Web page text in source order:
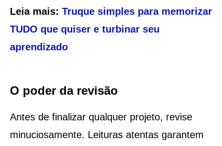
Leia mais: Truque simples para memorizar
TUDO que quiser e turbinar seu
aprendizado
O poder da revisão
Antes de finalizar qualquer projeto, revise
minuciosamente. Leituras atentas garantem